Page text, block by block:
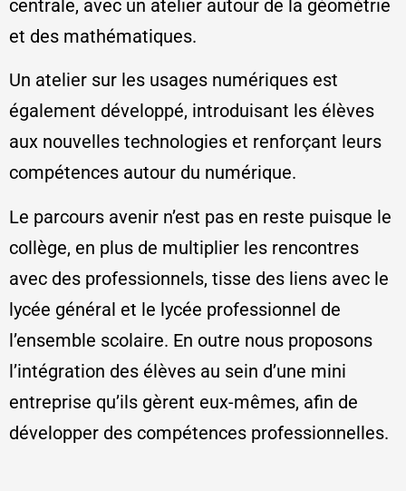
centrale, avec un atelier autour de la géométrie
et des mathématiques.
Un atelier sur les usages numériques est
également développé, introduisant les élèves
aux nouvelles technologies et renforçant leurs
compétences autour du numérique.
Le parcours avenir n’est pas en reste puisque le
collège, en plus de multiplier les rencontres
avec des professionnels, tisse des liens avec le
lycée général et le lycée professionnel de
l’ensemble scolaire. En outre nous proposons
l’intégration des élèves au sein d’une mini
entreprise qu’ils gèrent eux-mêmes, afin de
développer des compétences professionnelles.